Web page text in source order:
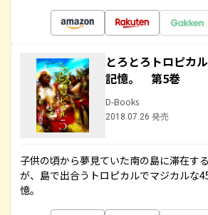
とろとろトロピカ
記憶。 第5巻
D-Books
2018.07.26 発売
子供の頃から夢見ていた南の島に滞在す
が、島で出合うトロピカルでマジカルな
憶。